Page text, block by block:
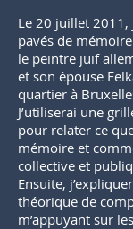
Le 20 juillet 2011,
pavés de
le peintre juif
et son épouse
quartier à
J’utiliserai une
pour relater ce
mémoire et
collective et
Ensuite,
théorique de
m’appuyant sur